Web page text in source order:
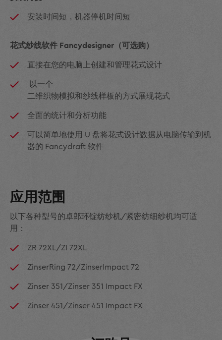
安装时间短，机器停机时间短
花式纱线软件 Fancydesigner（可选购）
直接在您的电脑上创建和管理花式设计
以一个
二维织物模拟和纱线样板的方式展现花式
全面的统计和分析功能
可以简单地使用 U 盘将花式设计数据从电脑传输到机
器的 Fancydraft 软件
应用范围
以下各种型号的卓郎环锭纺纱机/紧密纺细纱机均可适
用：
ZR 72XL/ZI 72XL
ZinserRing 72/ZinserImpact 72
Zinser 351/Zinser 351 Impact FX
Zinser 451/Zinser 451 Impact FX